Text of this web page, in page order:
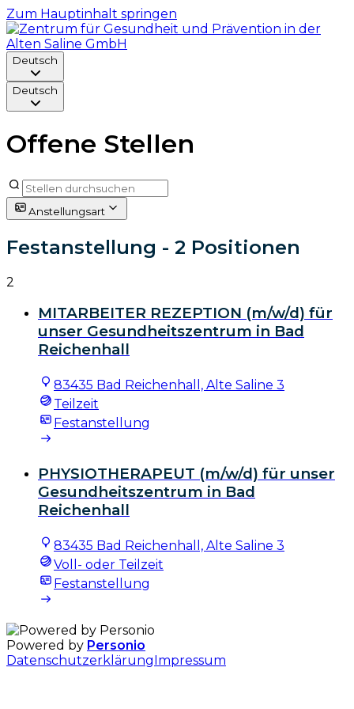
Zum Hauptinhalt springen
Deutsch
Deutsch
Offene Stellen
Anstellungsart
Festanstellung - 2 Positionen
2
MITARBEITER REZEPTION (m/w/d) für
unser Gesundheitszentrum in Bad
Reichenhall
83435 Bad Reichenhall, Alte Saline 3
Teilzeit
Festanstellung
PHYSIOTHERAPEUT (m/w/d) für unser
Gesundheitszentrum in Bad
Reichenhall
83435 Bad Reichenhall, Alte Saline 3
Voll- oder Teilzeit
Festanstellung
Powered by Personio
DatenschutzerklärungImpressum